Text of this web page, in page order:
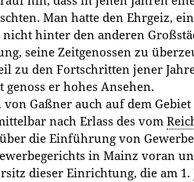
Man hatte den Ehrgeiz,
hinter den anderen
seine Zeitgenossen zu
zu den Fortschritten jener
er hohes Ansehen.
Gaßner auch auf dem Gebiet
nach Erlass des vom
über die Einführung von
in Mainz voran
dieser Einrichtung, die am 1.